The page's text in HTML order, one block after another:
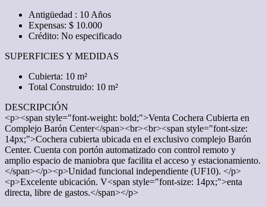
Antigüedad : 10 Años
Expensas: $ 10.000
Crédito: No especificado
SUPERFICIES Y MEDIDAS
Cubierta: 10 m²
Total Construido: 10 m²
DESCRIPCIÓN
<p><span style="font-weight: bold;">Venta Cochera Cubierta en
Complejo Barón Center</span><br><br><span style="font-size:
14px;">Cochera cubierta ubicada en el exclusivo complejo Barón
Center. Cuenta con portón automatizado con control remoto y
amplio espacio de maniobra que facilita el acceso y estacionamiento.
</span></p><p>Unidad funcional independiente (UF10). </p>
<p>Excelente ubicación. V<span style="font-size: 14px;">enta
directa, libre de gastos.</span></p>